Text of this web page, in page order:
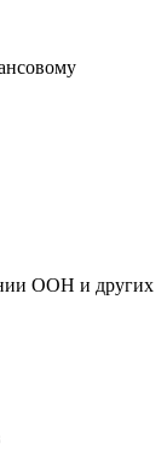
ООН и других